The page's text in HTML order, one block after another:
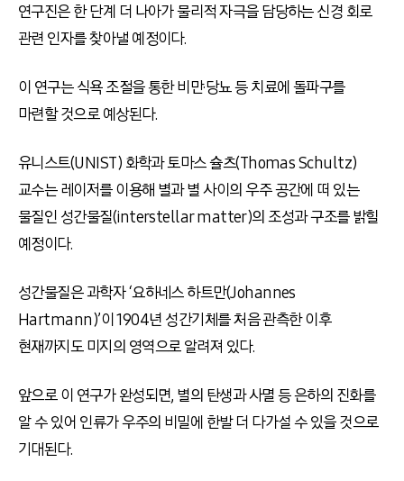
연구진은 한 단계 더 나아가 물리적 자극을 담당하는 신경 회로
관련 인자를 찾아낼 예정이다.
이 연구는 식욕 조절을 통한 비만·당뇨 등 치료에 돌파구를
마련할 것으로 예상된다.
유니스트(UNIST) 화학과 토마스 슐츠(Thomas Schultz)
교수는 레이저를 이용해 별과 별 사이의 우주 공간에 떠 있는
물질인 성간물질(interstellar matter)의 조성과 구조를 밝힐
예정이다.
성간물질은 과학자 ‘요하네스 하트만(Johannes
Hartmann)’이 1904년 성간기체를 처음 관측한 이후
현재까지도 미지의 영역으로 알려져 있다.
앞으로 이 연구가 완성되면, 별의 탄생과 사멸 등 은하의 진화를
알 수 있어 인류가 우주의 비밀에 한발 더 다가설 수 있을 것으로
기대된다.